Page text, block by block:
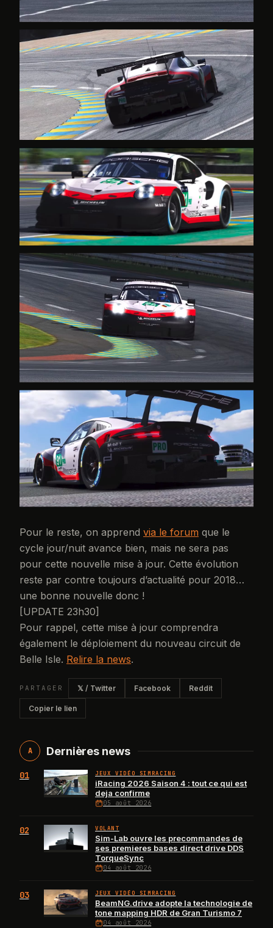
Pour le reste, on apprend via le forum que le
cycle jour/nuit avance bien, mais ne sera pas
pour cette nouvelle mise à jour. Cette évolution
reste par contre toujours d’actualité pour 2018…
une bonne nouvelle donc !
[UPDATE 23h30]
Pour rappel, cette mise à jour comprendra
également le déploiement du nouveau circuit de
Belle Isle. Relire la news.
PARTAGER 𝕏 / Twitter Facebook Reddit
Copier le lien
A Dernières news
01 JEUX VIDÉO SIMRACING
iRacing 2026 Saison 4 : tout ce qui est
deja confirme
05 août 2026
02 VOLANT
Sim-Lab ouvre les precommandes de
ses premieres bases direct drive DDS
TorqueSync
04 août 2026
03 JEUX VIDÉO SIMRACING
BeamNG.drive adopte la technologie de
tone mapping HDR de Gran Turismo 7
04 août 2026